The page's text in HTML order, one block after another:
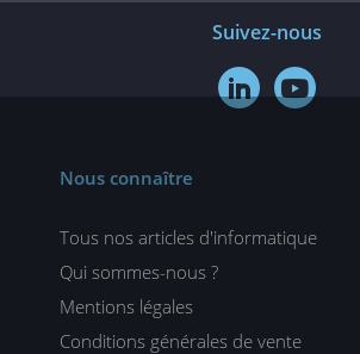
Suivez-nous
 
Nous connaître
Tous nos articles d'informatique
Qui sommes-nous ?
Mentions légales
Conditions générales de vente